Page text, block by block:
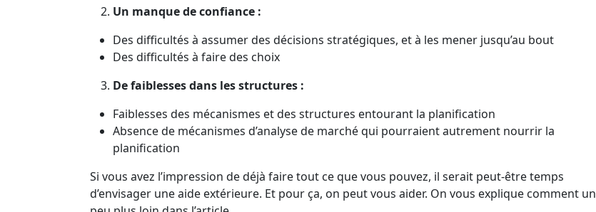
Un manque de confiance :
Des difficultés à assumer des décisions stratégiques, et à les mener jusqu’au bout
Des difficultés à faire des choix
De faiblesses dans les structures :
Faiblesses des mécanismes et des structures entourant la planification
Absence de mécanismes d’analyse de marché qui pourraient autrement nourrir la
planification
Si vous avez l’impression de déjà faire tout ce que vous pouvez, il serait peut-être temps
d’envisager une aide extérieure. Et pour ça, on peut vous aider. On vous explique comment un